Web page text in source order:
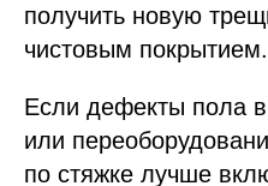
получить новую
чистовым покрытием.
Если дефекты пола
или
по стяжке лучше